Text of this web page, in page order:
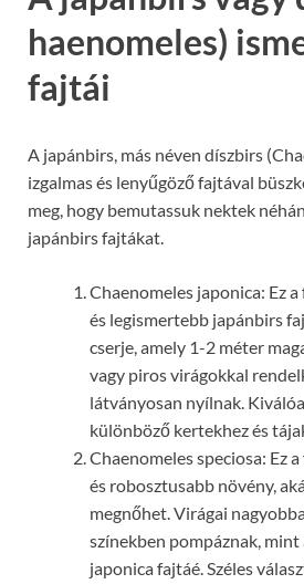
haenomeles)
fajtái
A japánbirs, más néven díszbirs
izgalmas és lenyűgöző fajtával
meg, hogy bemutassuk nektek
japánbirs fajtákat.
Chaenomeles japonica: Ez
és legismertebb japánbirs
cserje, amely 1-2 méter
vagy piros virágokkal
látványosan nyílnak.
különböző kertekhez és
Chaenomeles speciosa: Ez
és robosztusabb növény,
megnőhet. Virágai
színekben pompáznak, mint
japonica fajtáé. Széles